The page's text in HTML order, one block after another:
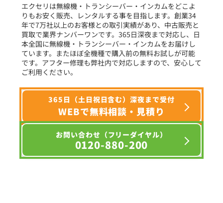
選択条件をリセット
エクセリは無線機・トランシーバー・インカムをどこよ
りもお安く販売、レンタルする事を目指します。創業34
年で7万社以上のお客様との取引実績があり、中古販売と
買取で業界ナンバーワンです。365日深夜まで対応し、日
本全国に無線機・トランシーバー・インカムをお届けし
ています。またほぼ全機種で購入前の無料お試しが可能
です。アフター修理も弊社内で対応しますので、安心して
ご利用ください。
365日（土日祝日含む）深夜まで受付
WEBで無料相談・見積り
お問い合わせ（フリーダイヤル）
0120-880-200